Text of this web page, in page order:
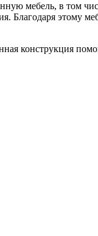
мебель, в том
Благодаря этому
конструкция